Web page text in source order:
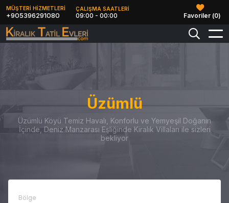
MÜŞTERİ HİZMETLERİ
+905396291080
ÇALIŞMA SAATLERİ
09:00 - 00:00 Favoriler (0)
Üzümlü
Üzümlü Köyü Temiz Havalı, Konforlu ve Yemyeşil Doğanın
İçinde, Deniz Manzarası Eşliğinde Kiralık Villaları ile sizleri
bekliyor
Bölge